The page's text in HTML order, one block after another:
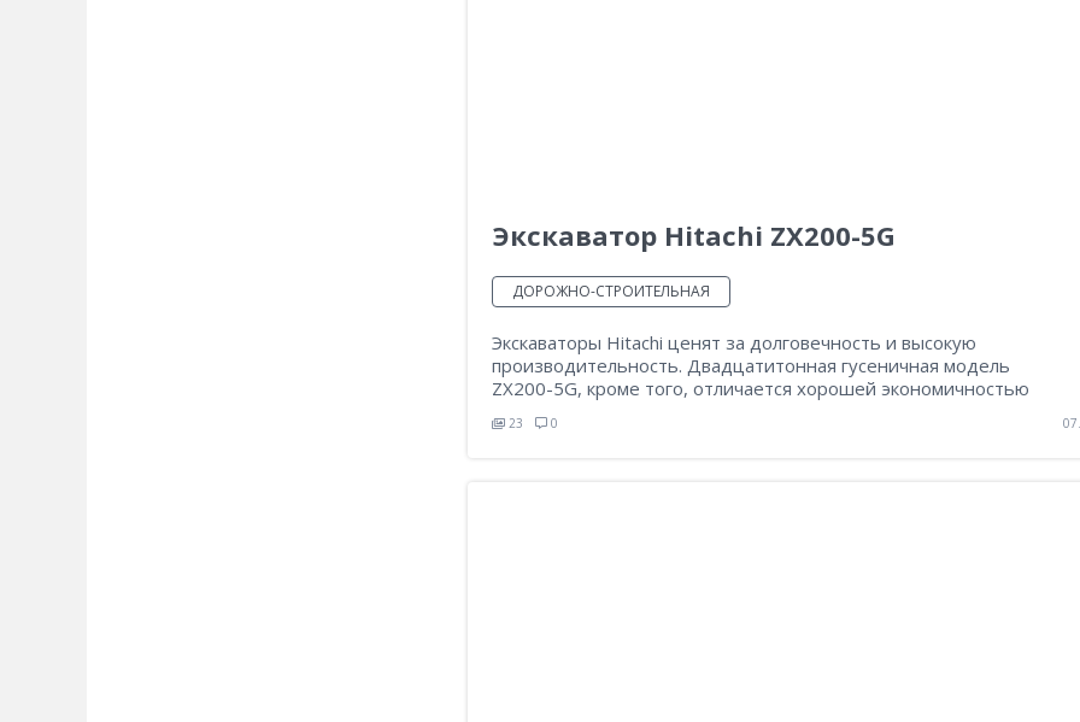
Экскаватор Hitachi ZX200-5G
ДОРОЖНО-СТРОИТЕЛЬНАЯ
Экскаваторы Hitachi ценят за долговечность и высокую
производительность. Двадцатитонная гусеничная модель
ZX200-5G, кроме того, отличается хорошей экономичностью
23 0